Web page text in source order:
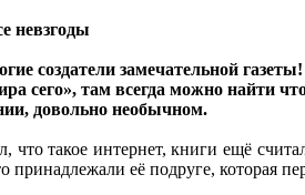
невзгоды
создатели замечательной
сего», там всегда можно найти
довольно необычном.
что такое интернет, книги ещё
принадлежали её подруге, которая